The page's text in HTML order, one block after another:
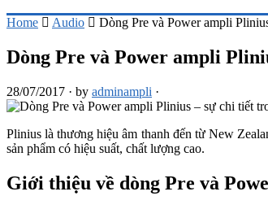
Home Audio Dòng Pre và Power ampli
Dòng Pre và Power ampli
28/07/2017 · by adminampli ·
Plinius là thương hiệu âm thanh đến từ New
sản phẩm có hiệu suất, chất lượng cao.
Giới thiệu về dòng Pre và